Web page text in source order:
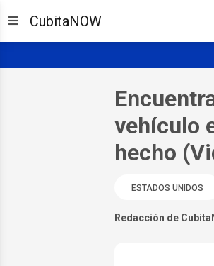
CubitaNOW
vehículo
hecho
ESTADOS UNIDOS
Redacción de